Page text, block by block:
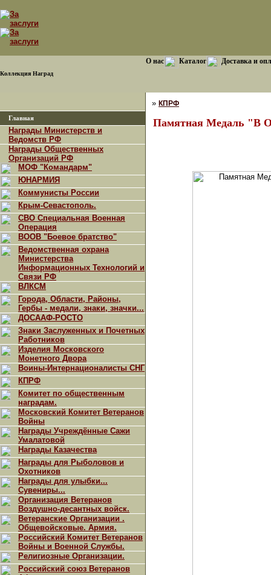
Коллекция Наград
О нас Каталог Доставка и
Главная
Награды Министерств и
Ведомств РФ
Награды Общественных
Организаций РФ
МОФ "Командарм"
ЮНАРМИЯ
Коммунисты России
Крым-Севастополь.
СВО Специальная Военная
Операция
ВООВ "Боевое братство"
Ведомственная охрана
Министерства
Информационных Технологий и
Связи РФ
ВЛКСМ
Города, Области, Районы,
Гербы - медали, знаки, значки...
ДОСААФ-РОСТО
Знаки Заслуженных и Почетных
Работников
Изделия Московского
Монетного Двора
Воины-Интернационалисты СНГ
КПРФ
Комитет по общественным
наградам.
Московский Комитет Ветеранов
Войны
Награды Учреждённые Сажи
Умалатовой
Награды Казачества
Награды для Рыболовов и
Охотников
Награды для улыбки...
Сувениры...
Организация Ветеранов
Воздушно-десантных войск.
Ветеранские Организации .
Общевойсковые. Армия.
Российский Комитет Ветеранов
Войны и Военной Службы.
Религиозные Организации.
Российский союз Ветеранов
» КПРФ
Памятная Медаль "В